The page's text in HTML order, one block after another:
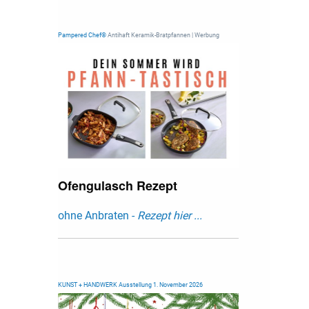
Pampered Chef®Antihaft Keramik-Bratpfannen | Werbung
Ofengulasch Rezept
ohne Anbraten - Rezept hier ...
KUNST + HANDWERK Ausstellung 1. November 2026